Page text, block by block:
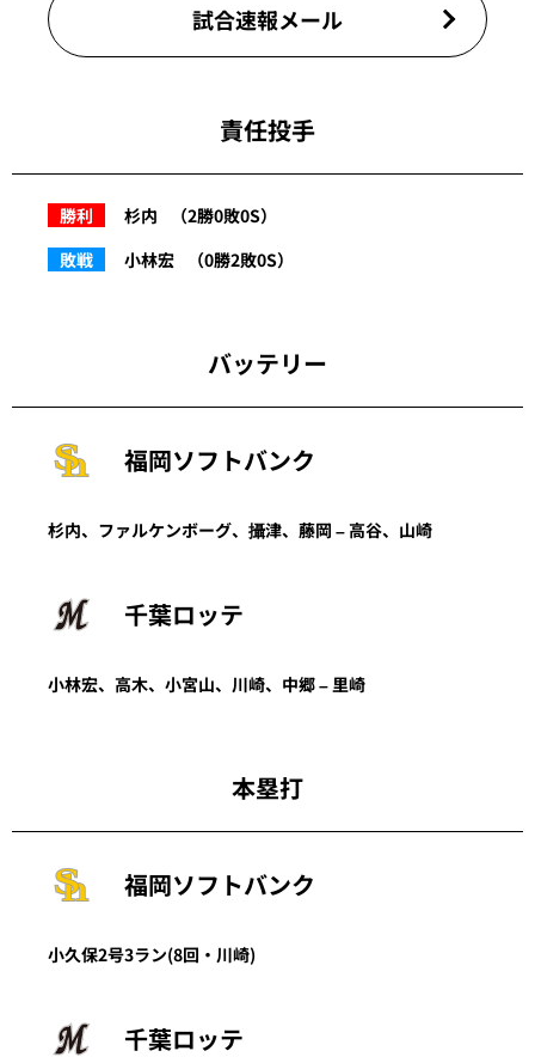
試合速報メール
責任投手
勝利 杉内
（2勝0敗0S）
敗戦
小林宏 （0勝2敗0S）
バッテリー
福岡ソフトバンク
杉内、ファルケンボーグ、攝津、藤岡 – 高谷、山崎
千葉ロッテ
小林宏、高木、小宮山、川崎、中郷 – 里崎
本塁打
福岡ソフトバンク
小久保2号3ラン(8回・ 川崎)
千葉ロッテ